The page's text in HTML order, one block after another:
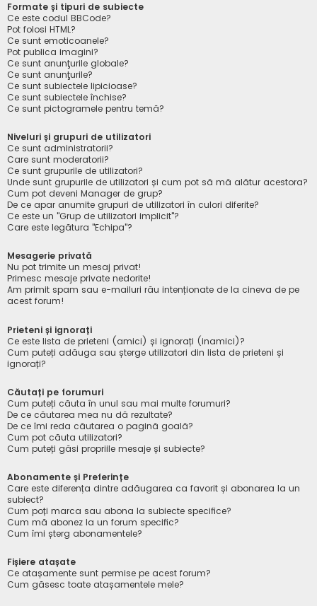
Formate și tipuri de subiecte
Ce este codul BBCode?
Pot folosi HTML?
Ce sunt emoticoanele?
Pot publica imagini?
Ce sunt anunţurile globale?
Ce sunt anunţurile?
Ce sunt subiectele lipicioase?
Ce sunt subiectele închise?
Ce sunt pictogramele pentru temă?
Niveluri și grupuri de utilizatori
Ce sunt administratorii?
Care sunt moderatorii?
Ce sunt grupurile de utilizatori?
Unde sunt grupurile de utilizatori și cum pot să mă alătur acestora?
Cum pot deveni Manager de grup?
De ce apar anumite grupuri de utilizatori în culori diferite?
Ce este un "Grup de utilizatori implicit"?
Care este legătura "Echipa"?
Mesagerie privată
Nu pot trimite un mesaj privat!
Primesc mesaje private nedorite!
Am primit spam sau e-mailuri rău intenționate de la cineva de pe
acest forum!
Prieteni și ignorați
Ce este lista de prieteni (amici) și ignorați (inamici)?
Cum puteți adăuga sau șterge utilizatori din lista de prieteni și
ignorați?
Căutați pe forumuri
Cum puteți căuta în unul sau mai multe forumuri?
De ce căutarea mea nu dă rezultate?
De ce îmi reda căutarea o pagină goală?
Cum pot căuta utilizatori?
Cum puteți găsi propriile mesaje și subiecte?
Abonamente și Preferințe
Care este diferența dintre adăugarea ca favorit și abonarea la un
subiect?
Cum poți marca sau abona la subiecte specifice?
Cum mă abonez la un forum specific?
Cum îmi șterg abonamentele?
Fișiere atașate
Ce atașamente sunt permise pe acest forum?
Cum găsesc toate atașamentele mele?